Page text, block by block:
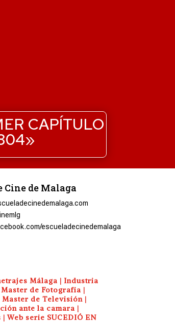
CAPÍTULO
Cine de Malaga
escueladecinedemalaga
Málaga | Industria
Master de Fotografia |
Master de Televisión |
ante la camara |
|Web serie SUCEDIÓ EN